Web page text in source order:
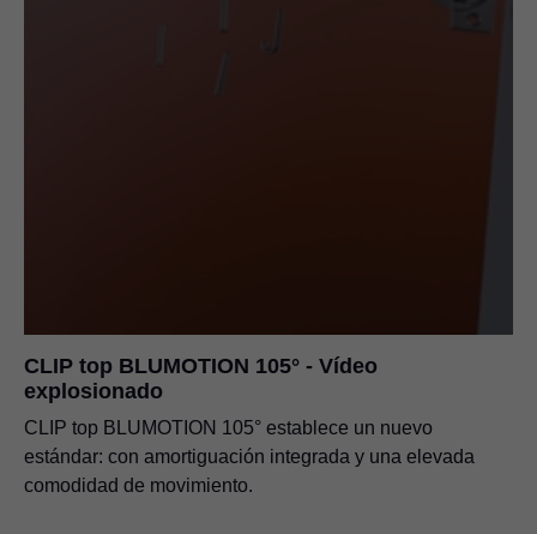
CLIP top BLUMOTION 105° - Vídeo
explosionado
CLIP top BLUMOTION 105° establece un nuevo
estándar: con amortiguación integrada y una elevada
comodidad de movimiento.